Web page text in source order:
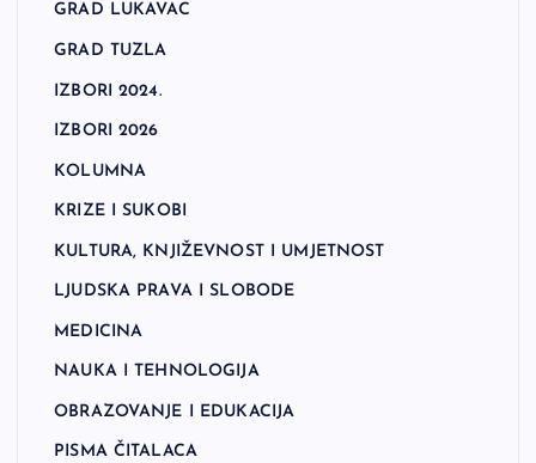
GRAD LUKAVAC
GRAD TUZLA
IZBORI 2024.
IZBORI 2026
KOLUMNA
KRIZE I SUKOBI
KULTURA, KNJIŽEVNOST I UMJETNOST
LJUDSKA PRAVA I SLOBODE
MEDICINA
NAUKA I TEHNOLOGIJA
OBRAZOVANJE I EDUKACIJA
PISMA ČITALACA